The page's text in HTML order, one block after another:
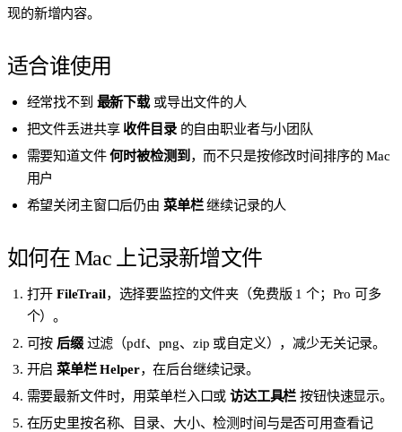
现的新增内容。
适合谁使用
经常找不到 最新下载或导出文件的人
把文件丢进共享 收件目录的自由职业者与小团队
需要知道文件何时被检测到 ，而不只是按修改时间排序的 Mac
用户
希望关闭主窗口后仍由 菜单栏继续记录的人
如何在 Mac 上记录新增文件
打开FileTrail，选择要监控的文件夹（免费版 1 个；Pro 可多
个）。
可按 后缀过滤（pdf、png、zip 或自定义），减少无关记录。
开启菜单栏 Helper，在后台继续记录。
需要最新文件时，用菜单栏入口或访达工具栏 按钮快速显示。
在历史里按名称、目录、大小、检测时间与是否可用查看记